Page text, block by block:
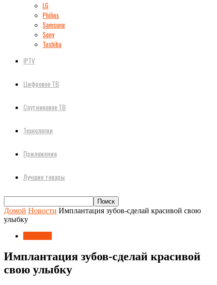
LG
Philips
Samsung
Sony
Toshiba
IPTV
Цифровое ТВ
Спутниковое ТВ
Технологии
Приложения
Лучшие товары
Домой Новости Имплантация зубов-сделай красивой свою
улыбку
Имплантация зубов-сделай красивой
свою улыбку